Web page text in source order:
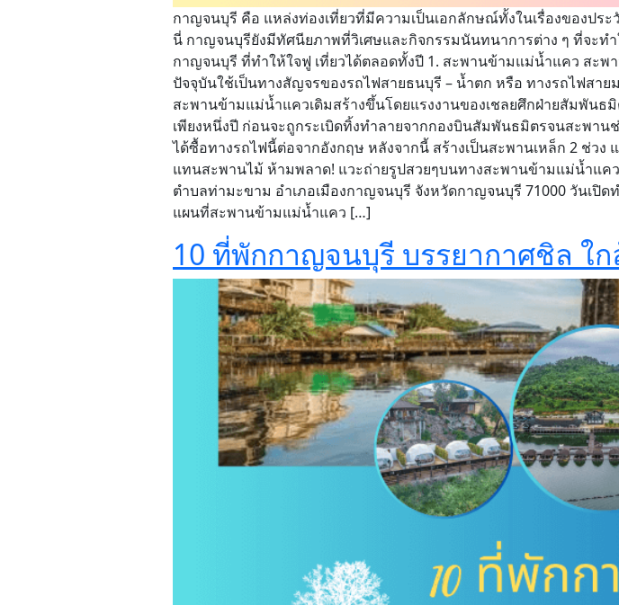
กาญจนบุรี คือ แหล่งท่องเที่ยวที่มีความเป็นเอกลักษณ์ทั้งในเรื่องของป
นี่ กาญจนบุรียังมีทัศนียภาพที่วิเศษและกิจกรรมนันทนาการต่าง ๆ ที่จะ
กาญจนบุรี ที่ทำให้ใจฟู เที่ยวได้ตลอดทั้งปี 1. สะพานข้ามแม่น้ำแคว ส
ปัจจุบันใช้เป็นทางสัญจรของรถไฟสายธนบุรี – น้ำตก หรือ ทางรถไฟส
สะพานข้ามแม่น้ำแควเดิมสร้างขึ้นโดยแรงงานของเชลยศึกฝ่ายสัมพันธ
เพียงหนึ่งปี ก่อนจะถูกระเบิดทิ้งทำลายจากกองบินสัมพันธมิตรจนสะพา
ได้ซื้อทางรถไฟนี้ต่อจากอังกฤษ หลังจากนี้ สร้างเป็นสะพานเหล็ก 2 ช่ว
แทนสะพานไม้ ห้ามพลาด! แวะถ่ายรูปสวยๆบนทางสะพานข้ามแม่น้ำแค
ตำบลท่ามะขาม อำเภอเมืองกาญจนบุรี จังหวัดกาญจนบุรี 71000 วันเปิด
แผนที่สะพานข้ามแม่น้ำแคว […]
10 ที่พักกาญจนบุรี บรรยากาศชิล ใ